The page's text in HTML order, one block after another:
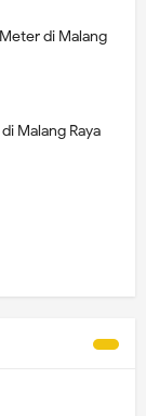
di Malang
Malang Raya